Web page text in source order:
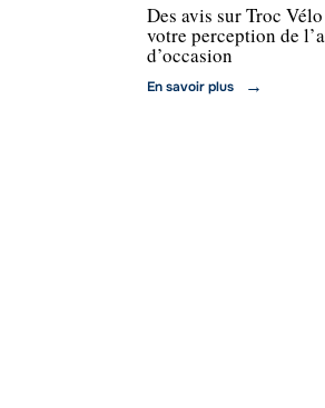
Des avis sur Troc
votre perception de
d’occasion
En savoir plus